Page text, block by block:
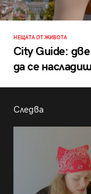
НЕЩАТА ОТ ЖИВОТА
City Guide:
да се
Следва